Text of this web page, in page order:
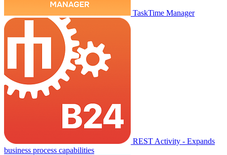
TaskTime Manager
REST Activity - Expands
business process capabilities